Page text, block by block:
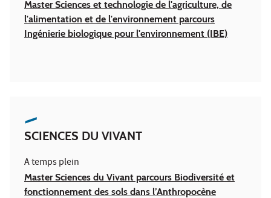
Master Sciences et technologie de l'agriculture, de
l'alimentation et de l'environnement parcours
Ingénierie biologique pour l'environnement (IBE)
SCIENCES DU VIVANT
A temps plein
Master Sciences du Vivant parcours Biodiversité et
fonctionnement des sols dans l’Anthropocène